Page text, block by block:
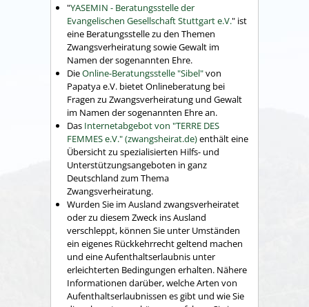
"YASEMIN - Beratungsstelle der
Evangelischen Gesellschaft Stuttgart e.V." ist
eine Beratungsstelle zu den Themen
Zwangsverheiratung sowie Gewalt im
Namen der sogenannten Ehre.
DieOnline-Beratungsstelle "Sibel"von
Papatya e.V. bietet Onlineberatung bei
Fragen zu Zwangsverheiratung und Gewalt
im Namen der sogenannten Ehre an.
Das Internetabgebot von "TERRE DES
FEMMES e.V." (zwangsheirat.de)enthält eine
Übersicht zu spezialisierten Hilfs- und
Unterstützungsangeboten in ganz
Deutschland zum Thema
Zwangsverheiratung.
Wurden Sie im Ausland zwangsverheiratet
oder zu diesem Zweck ins Ausland
verschleppt, können Sie unter Umständen
ein eigenes Rückkehrrecht geltend machen
und eine Aufenthaltserlaubnis unter
erleichterten Bedingungen erhalten. Nähere
Informationen darüber, welche Arten von
Aufenthaltserlaubnissen es gibt und wie Sie